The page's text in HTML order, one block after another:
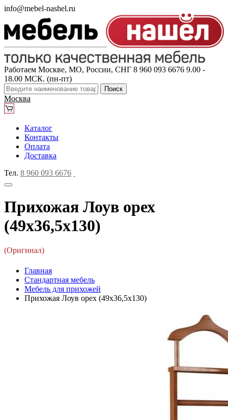
info@mebel-nashel.ru
Работаем Москве, МО, России, СНГ 8 960 093 6676 9.00 -
18.00 МСК. (пн-пт)
Поиск
Москва
Каталог
Контакты
Оплата
Доставка
Тел. 8 960 093 6676
Прихожая Лоув орех
(49x36,5x130)
(Оригинал)
Главная
Стандартная мебель
Мебель для прихожей
Прихожая Лоув орех (49x36,5x130)